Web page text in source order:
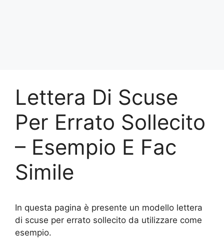
Lettera Di Scuse
Per Errato Sollecito
– Esempio E Fac
Simile
In questa pagina è presente un modello lettera
di scuse per errato sollecito da utilizzare come
esempio.